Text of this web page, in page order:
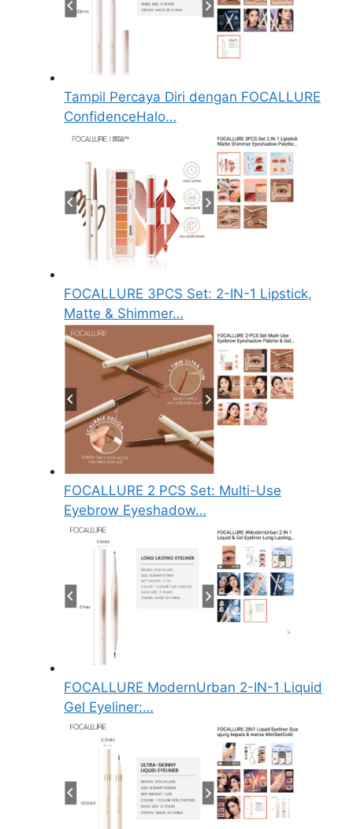
Tampil Percaya Diri dengan FOCALLURE
ConfidenceHalo…
FOCALLURE 3PCS Set: 2-IN-1 Lipstick,
Matte & Shimmer…
FOCALLURE 2 PCS Set: Multi-Use
Eyebrow Eyeshadow…
FOCALLURE ModernUrban 2-IN-1 Liquid
Gel Eyeliner:…